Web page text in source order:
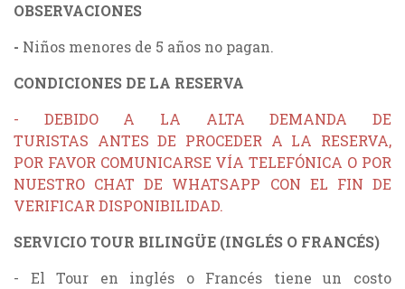
OBSERVACIONES
- Niños menores de 5 años no pagan.
CONDICIONES DE LA RESERVA
- DEBIDO A LA ALTA DEMANDA DE
TURISTAS ANTES DE PROCEDER A LA RESERVA,
POR FAVOR COMUNICARSE VÍA TELEFÓNICA O POR
NUESTRO CHAT DE WHATSAPP CON EL FIN DE
VERIFICAR DISPONIBILIDAD.
SERVICIO TOUR BILINGÜE (INGLÉS O FRANCÉS)
- El Tour en inglés o Francés tiene un costo